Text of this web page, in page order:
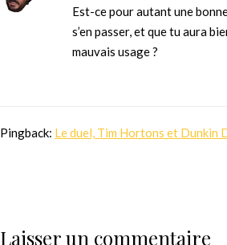
Est-ce pour autant une
s’en passer, et que tu aura
mauvais usage ?
Pingback: Le duel, Tim Hortons et Dunkin
Laisser un commentaire